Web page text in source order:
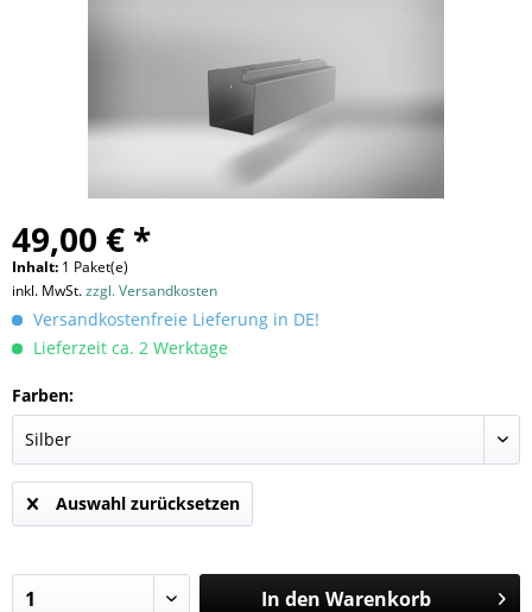
49,00 € *
Inhalt: 1 Paket(e)
inkl. MwSt.zzgl. Versandkosten
Versandkostenfreie Lieferung in DE!
Lieferzeit ca. 2 Werktage
Farben:
Auswahl zurücksetzen
In den Warenkorb